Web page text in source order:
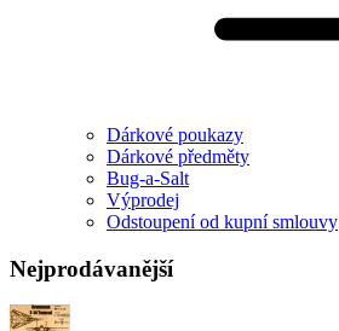
Dárkové poukazy
Dárkové předměty
Bug-a-Salt
Výprodej
Odstoupení od kupní smlouvy
Nejprodávanější